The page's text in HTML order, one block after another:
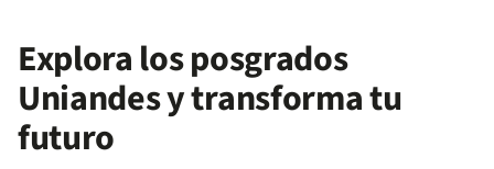
Explora los posgrados
Uniandes y transforma tu
futuro